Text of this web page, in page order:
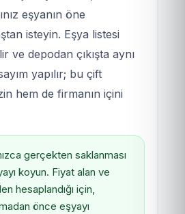
eşyanın öne
isteyin. Eşya listesi
ve depodan çıkışta aynı
yapılır; bu çift
hem de firmanın içini
gerçekten saklanması
koyun. Fiyat alan ve
hesaplandığı için,
önce eşyayı